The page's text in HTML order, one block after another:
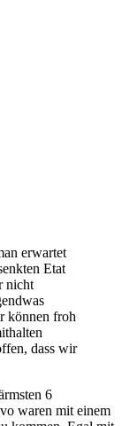
erwartet
Etat
nicht
können froh
dass wir
6
waren mit einem